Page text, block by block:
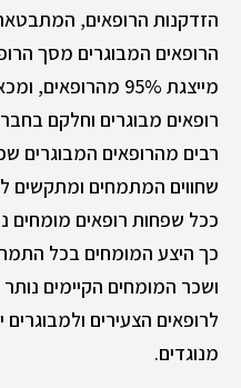
הזדקנות הרופאים,
הרופאים המבוגרים מסך
מייצגת 95%
רופאים מבוגרים וחלקם
רבים מהרופאים המבוגרים
שחווים המתמחים ומתקשים
ככל שפחות רופאים מומחים
כך היצע המומחים בכל
ושכר המומחים הקיימים נותר
לרופאים הצעירים ולמבוגרים
מנוגדים.